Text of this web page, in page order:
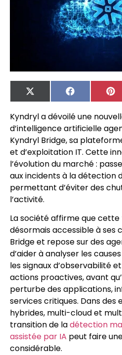
X
(Twitter)
Facebook
Kyndryl a dévoilé une
d’intelligence artificielle
Kyndryl Bridge, sa
et d’exploitation IT. Cette
l’évolution du marché :
aux incidents à la détection
permettant d’éviter des
l’activité.
La société affirme que
désormais accessible à ses
Bridge et repose sur des
d’aider à analyser les
les signaux d’observabilité
actions proactives, avant
perturbe des applications,
services critiques. Dans des
hybrides, multi-cloud et
transition de ladétection
assistée par IA peut faire
considérable.